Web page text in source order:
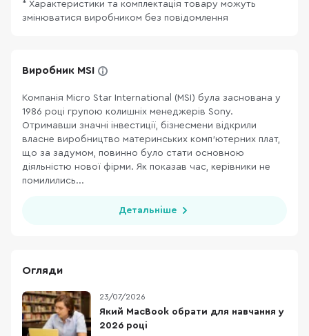
* Характеристики та комплектація товару можуть
змінюватися виробником без повідомлення
Виробник MSI
Компанія Micro Star International (MSI) була заснована у
1986 році групою колишніх менеджерів Sony.
Отримавши значні інвестиції, бізнесмени відкрили
власне виробництво материнських комп’ютерних плат,
що за задумом, повинно було стати основною
діяльністю нової фірми. Як показав час, керівники не
помилились...
Детальніше
Огляди
23/07/2026
Який MacBook обрати для навчання у
2026 році